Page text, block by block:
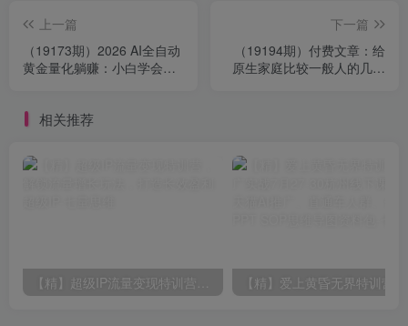
上一篇
（19173期）2026 AI全自动
黄金量化躺赚：小白学会当
下一篇
（19194期）付费文章：给
原生家庭比较一般人的几点
相关推荐